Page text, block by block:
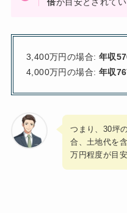
3,400万円の場合: 年収
4,000万円の場合: 年収
つまり、30坪
合、土地代を
万円程度が目